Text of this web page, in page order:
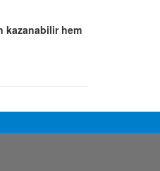
kazanabilir hem